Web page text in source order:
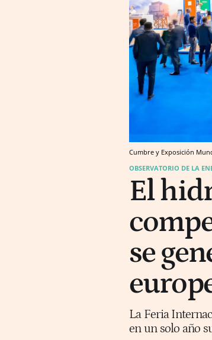
Cumbre y Exposición
OBSERVATORIO DE LA
El
se
La Feria
en un solo año